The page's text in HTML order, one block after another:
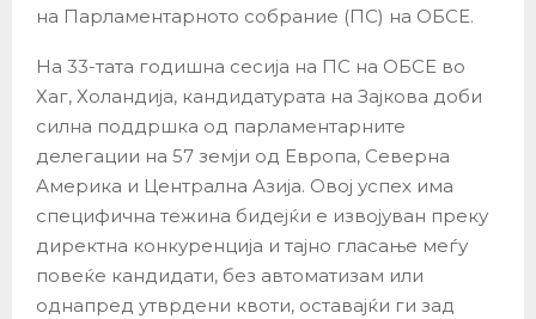
на Парламентарното собрание (ПС) на ОБСЕ.
На 33-тата годишна сесија на ПС на ОБСЕ во
Хаг, Холандија, кандидатурата на Зајкова доби
силна поддршка од парламентарните
делегации на 57 земји од Европа, Северна
Америка и Централна Азија. Овој успех има
специфична тежина бидејќи е извојуван преку
директна конкуренција и тајно гласање меѓу
повеќе кандидати, без автоматизам или
однапред утврдени квоти, оставајќи ги зад